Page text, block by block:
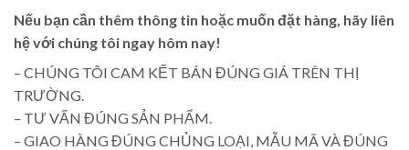
Nếu bạn cần thêm thông tin hoặc muốn đặt hàng, hãy liên
hệ với chúng tôi ngay hôm nay!
– CHÚNG TÔI CAM KẾT BÁN ĐÚNG GIÁ TRÊN THỊ
TRƯỜNG.
– TƯ VẤN ĐÚNG SẢN PHẨM.
– GIAO HÀNG ĐÚNG CHỦNG LOẠI, MẪU MÃ VÀ ĐÚNG